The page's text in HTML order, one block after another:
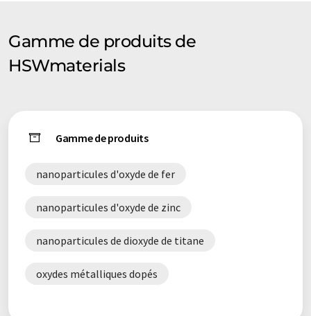
Gamme de produits de
HSWmaterials
Gamme de produits
nanoparticules d'oxyde de fer
nanoparticules d'oxyde de zinc
nanoparticules de dioxyde de titane
oxydes métalliques dopés